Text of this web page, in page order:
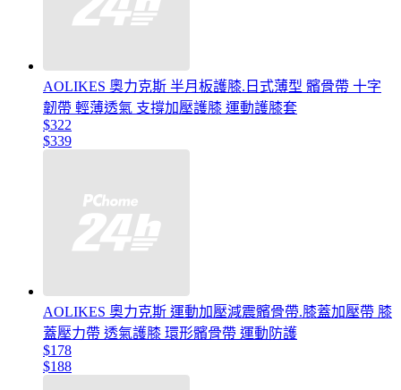
AOLIKES 奧力克斯 半月板護膝.日式薄型 髕骨帶 十字
韌帶 輕薄透氣 支撐加壓護膝 運動護膝套
$322
$339
AOLIKES 奧力克斯 運動加壓減震髕骨帶.膝蓋加壓帶 膝
蓋壓力帶 透氣護膝 環形髕骨帶 運動防護
$178
$188